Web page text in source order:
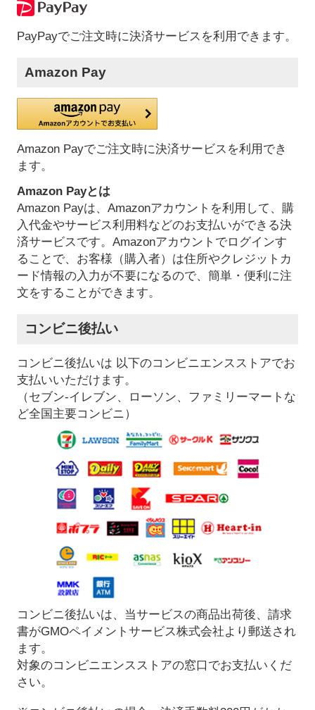
PayPayでご注文時に決済サービスを利用できます。
Amazon Pay
Amazon Payでご注文時に決済サービスを利用でき
ます。
Amazon Payとは
Amazon Payは、Amazonアカウントを利用して、購
入代金やサービス利用料などのお支払いができる決
済サービスです。Amazonアカウントでログインす
ることで、お客様（購入者）は住所やクレジットカ
ード情報の入力が不要になるので、簡単・便利に注
文をすることができます。
コンビニ後払い
コンビニ後払いは 以下のコンビニエンスストアでお
支払いいただけます。
（セブン-イレブン、ローソン、ファミリーマートな
ど全国主要コンビニ）
コンビニ後払いは、当サービスの商品出荷後、請求
書がGMOペイメントサービス株式会社より郵送され
ます。
対象のコンビニエンスストアの窓口でお支払いくだ
さい。